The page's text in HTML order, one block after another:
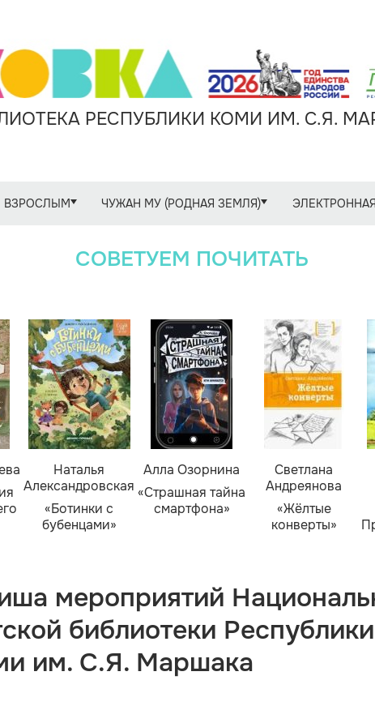
РЕСПУБЛИКИ КОМИ ИМ. С.Я.
ВЗРОСЛЫМ ЧУЖАН МУ (РОДНАЯ ЗЕМЛЯ)
СОВЕТУЕМ ПОЧИТАТЬ
Наталья
Александровская
«Ботинки с
бубенцами»
Алла Озорнина
«Страшная тайна
смартфона»
Светлана
Андреянова
«Жёлтые
конверты»
мероприятий
библиотеки Республики
им. С.Я. Маршака